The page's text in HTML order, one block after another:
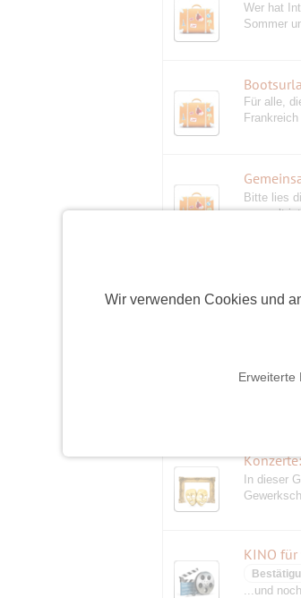
Wir verwenden Cookies und
Erweiterte
Wer hat
Sommer
Für alle,
Bitte lies
geregelt
Tanzen,
Tanzen,
In dieser
KINO
...und